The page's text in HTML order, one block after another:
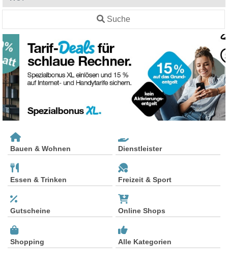
Suche
Bauen & Wohnen Dienstleister
Essen & Trinken Freizeit & Sport
Gutscheine Online Shops
Shopping Alle Kategorien